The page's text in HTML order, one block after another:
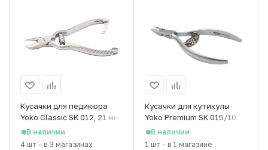
Кусачки для педикюра
Yoko Classic SK 012, 21 мм
В наличии
4 шт - в 3 магазинах
Кусачки для кутикулы
Yoko Premium SK 015/10
японская сталь, 10 мм
В наличии
1 шт - в 1 магазине